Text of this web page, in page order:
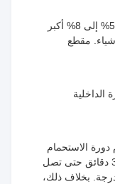
يجب أن يكون الغلاف محشوًا بإحكام؛ 5% إلى 8% أكبر
مقطع
الداخلية
دورة الاستحمام
المتقطعة لمدة دقيقتين وإيقافها لمدة 3 دقائق حتى تصل
الحرارة الداخلية إلى 115-118 درجة. بخلاف ذلك،